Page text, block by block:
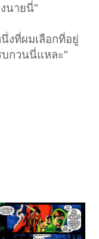
นายนี่"
งที่ผมเลือกที่อยู่
บกวนนี่แหละ"